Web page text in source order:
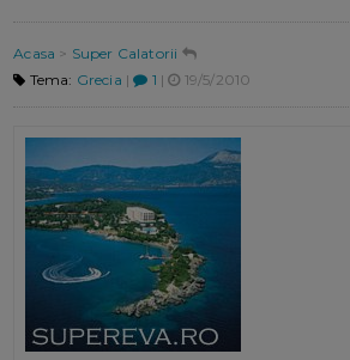
Acasa > Super Calatorii
Tema: Grecia | 1 | 19/5/2010